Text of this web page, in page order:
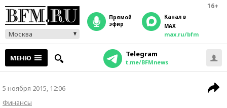
16+
Москва
прямой
эфир
Канал в
MAX
max.ru/bfm
МЕНЮ Telegram
t.me/BFMnews
5 ноября 2015, 12:06
Финансы